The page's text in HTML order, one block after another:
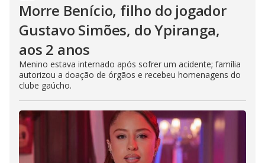
Morre Benício, filho do jogador
Gustavo Simões, do Ypiranga,
aos 2 anos
Menino estava internado após sofrer um acidente; família
autorizou a doação de órgãos e recebeu homenagens do
clube gaúcho.